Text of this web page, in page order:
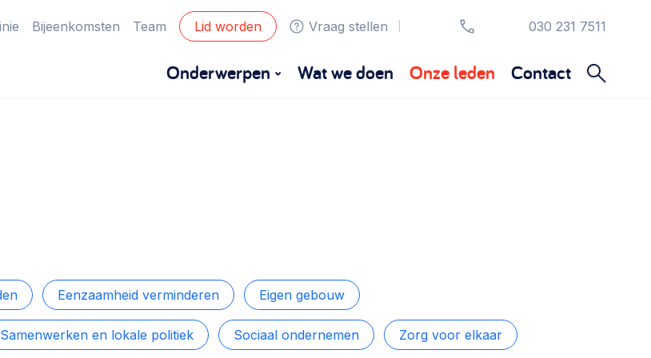
Bijeenkomsten Team Lid worden Vraag stellen 030 231 7511
Onderwerpen
>
maken >
gemeenschappen Wijkaanpak
Wat we doen Onze leden Contact
Eenzaamheid verminderen Eigen gebouw
Samenwerken en lokale politiek Sociaal ondernemen Zorg voor elkaar